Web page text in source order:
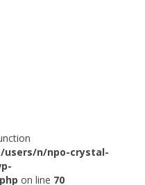
users/n/npo-crystal-
on line 70